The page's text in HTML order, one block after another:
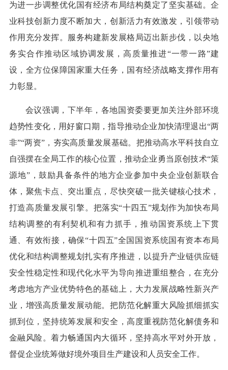
为进一步调整优化国有经济布局结构奠定了坚实基础。企
业科技创新力度不断加大，创新活力有效激发，引领带动
作用充分发挥。服务构建新发展格局迈出新步伐，以央地
务实合作推动区域协调发展，高质量推进“一带一路”建
设，全方位保障国家重大任务，国有经济战略支撑作用有
力彰显。
会议强调，下半年，各地国资委要更加关注外部环境
趋势性变化，用好窗口期，指导推动企业加快清理退出“两
非”“两资”，夯实高质量发展基础。把推动高水平科技自立
自强摆在全局工作的核心位置，推动企业勇当原创技术“策
源地”，鼓励具备条件的地方企业参加中央企业创新联合
体，聚焦卡点、突出重点，尽快突破一批关键核心技术，
打造高质量发展引擎。把落实“十四五”规划作为加快布局
结构调整的有利契机和有力抓手，推动国资系统上下贯
通、有效衔接，确保“十四五”全国国资系统国有资本布局
优化和结构调整规划扎实有序推进，以提升产业链供应链
安全性稳定性和现代化水平为导向推进重组整合，在充分
考虑地方产业优势特色的基础上，大力发展战略性新兴产
业，增强高质量发展动能。把防范化解重大风险抓细抓实
抓到位，坚持统筹发展和安全，高度重视防范化解债务和
金融风险。着力畅通国内大循环，坚持高水平对外开放，
督促企业统筹做好境外项目生产建设和人员安全工作。